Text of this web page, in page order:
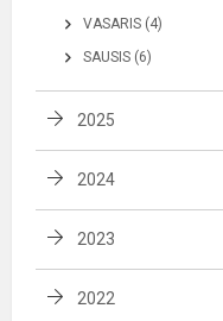
VASARIS (4)
SAUSIS (6)
2025
2024
2023
2022